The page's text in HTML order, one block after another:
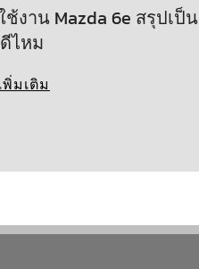
ช้งาน Mazda 6e สรุปเป็น
ไหม
มเติม